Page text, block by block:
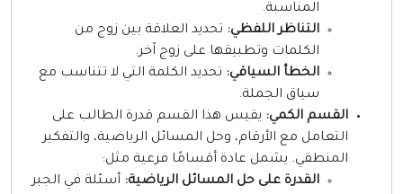
المناسبة.
التناظر اللفظي:تحديد العلاقة بين زوج من
الكلمات وتطبيقها على زوج آخر.
الخطأ السياقي:تحديد الكلمة التي لا تتناسب مع
سياق الجملة.
القسم الكمي:يقيس هذا القسم قدرة الطالب على
التعامل مع الأرقام، وحل المسائل الرياضية، والتفكير
المنطقي. يشمل عادة أقسامًا فرعية مثل:
القدرة على حل المسائل الرياضية:أسئلة في الجبر